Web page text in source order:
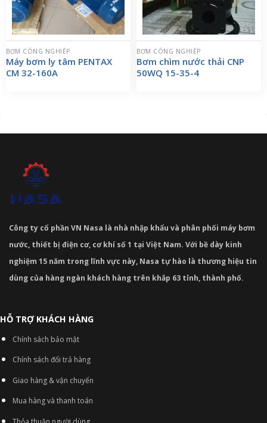
BƠM CÔNG NGHIỆP
Máy bơm ly tâm PENTAX
CM 32-160A
BƠM CÔNG NGHIỆP
Bơm chìm nước thải CNP
50WQ 15-35-4
Công ty cổ phần VN Nasa là nhà nhập khẩu và phân phối máy bơm
nước, thiết bị điện cơ, cơ khí số 1 tại Việt Nam. Với bề dày kinh
nghiệm 15 năm trong lĩnh vực này, Nasa tự hào là thương hiệu tin
dùng của hàng ngàn khách hàng trên khắp 63 tỉnh, thành phố.
HỖ TRỢ KHÁCH HÀNG
Chính sách bảo mật
Chính sách đổi trả hàng
Giao hàng & vận chuyển
Mua hàng và thanh toán